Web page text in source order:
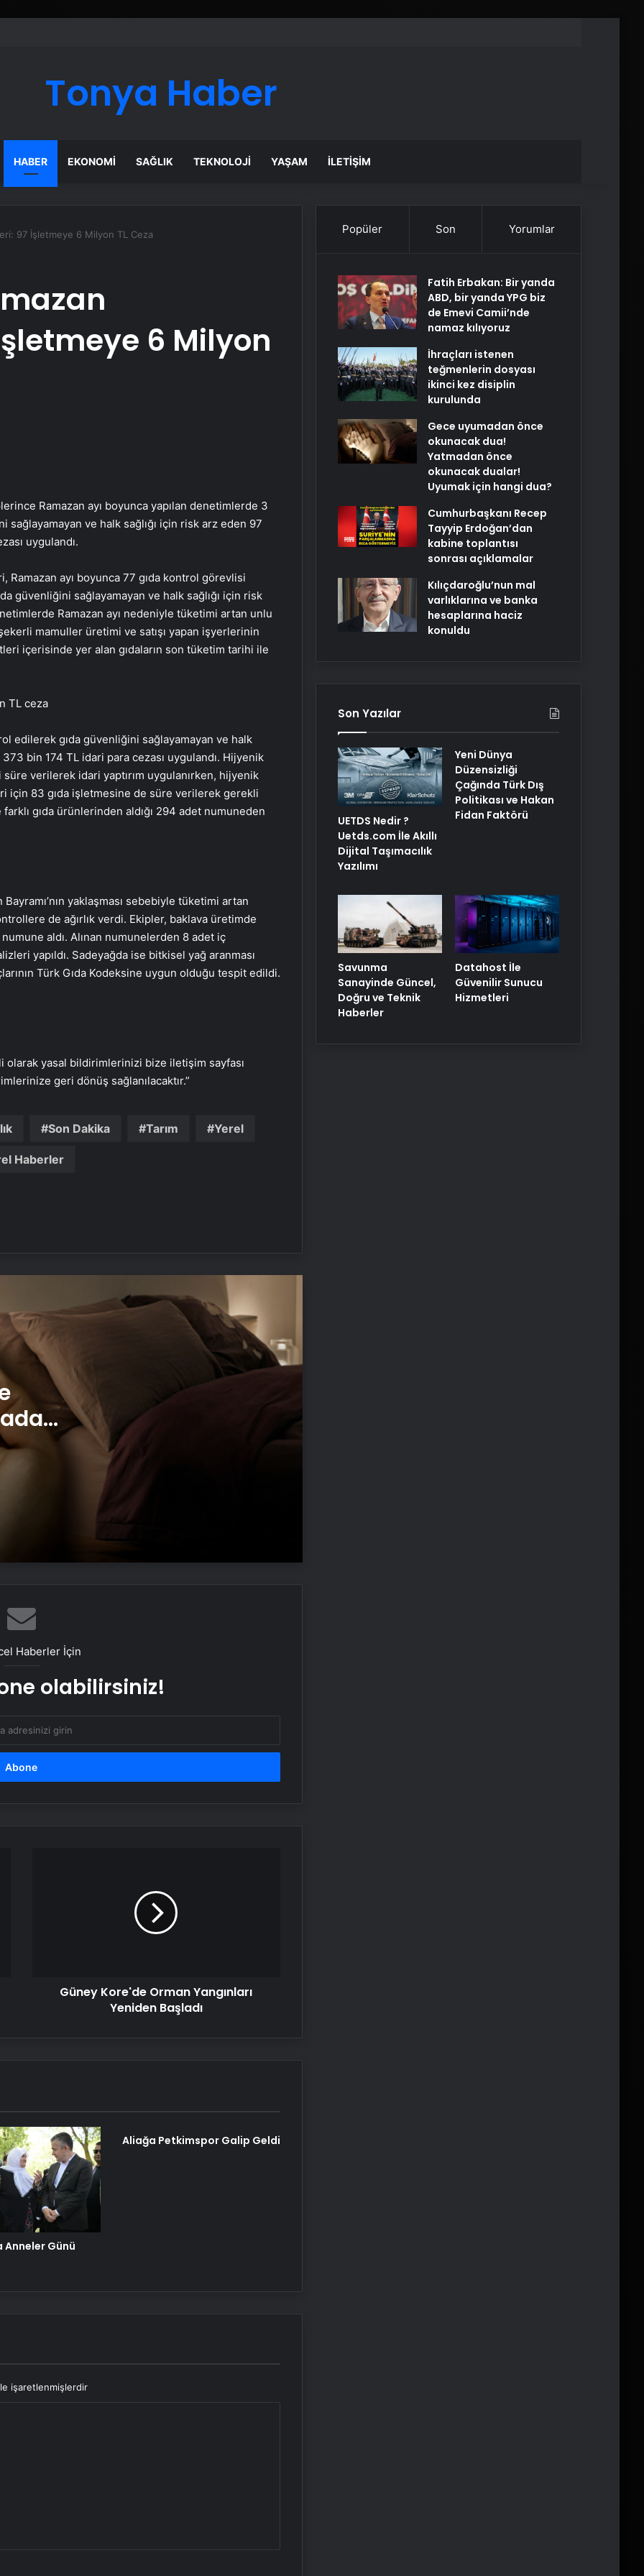
Tonya Haber
HABER EKONOMI SAĞLIK TEKNOLOJI YAŞAM İLETIŞIM
97 İşletmeye 6 Milyon TL Ceza
6 Milyon
Ramazan ayı boyunca yapılan denetimlerde 3
ve halk sağlığı için risk arz eden 97
uygulandı.
Ramazan ayı boyunca 77 gıda kontrol görevlisi
güvenliğini sağlayamayan ve halk sağlığı için risk
Ramazan ayı nedeniyle tüketimi artan unlu
mamuller üretimi ve satışı yapan işyerlerinin
içerisinde yer alan gıdaların son tüketim tarihi ile
TL ceza
edilerek gıda güvenliğini sağlayamayan ve halk
bin 174 TL idari para cezası uygulandı. Hijyenik
verilerek idari yaptırım uygulanırken, hijyenik
için 83 gıda işletmesine de süre verilerek gerekli
gıda ürünlerinden aldığı 294 adet numuneden
yaklaşması sebebiyle tüketimi artan
de ağırlık verdi. Ekipler, baklava üretimde
aldı. Alınan numunelerden 8 adet iç
yapıldı. Sadeyağda ise bitkisel yağ aranması
Türk Gıda Kodeksine uygun olduğu tespit edildi.
olarak yasal bildirimlerinizi bize iletişim sayfası
geri dönüş sağlanılacaktır.”
Son Dakika Tarım Yerel
Haberler
Gece uyumadan önce okunacak
dua! Yatmadan önce okunacak
Kabak çekirdeğine “Salmonella”,
zencefile “Bacillus cereus” nasıl
19 MAYIS ŞİİRLERİ: Yeni, uzun, kısa 1, 2,
3 kıtalık Atatürk’ü Anma Gençlik ve
Spor Bayramı şiirleri…
14.14 Saat Anlamı Nedir? 14.14 Çift
Saatlerin Anlamı Nasıl Yorumlanır?
19 MAYIS RESMİ TATİL Mİ? 18 Mayıs
yarım gün tatil mi? Mayıs ayı
109 Yaşındaki Annenin Kutlaması
Haberler İçin
olabilirsiniz!
Güney Kore'de Orman Yangınları
Yeniden Başladı
Anneler Günü
Aliağa Petkimspor Galip Geldi
işaretlenmişlerdir
Popüler Son Yorumlar
Fatih Erbakan: Bir yanda
ABD, bir yanda YPG biz
de Emevi Camii’nde
namaz kılıyoruz
İhraçları istenen
teğmenlerin dosyası
ikinci kez disiplin
kurulunda
Gece uyumadan önce
okunacak dua!
Yatmadan önce
okunacak dualar!
Uyumak için hangi dua?
Cumhurbaşkanı Recep
Tayyip Erdoğan’dan
kabine toplantısı
sonrası açıklamalar
Kılıçdaroğlu’nun mal
varlıklarına ve banka
hesaplarına haciz
konuldu
Son Yazılar
UETDS Nedir ?
Uetds.com İle Akıllı
Dijital Taşımacılık
Yazılımı
Yeni Dünya
Düzensizliği
Çağında Türk Dış
Politikası ve Hakan
Fidan Faktörü
Savunma
Sanayinde Güncel,
Doğru ve Teknik
Haberler
Datahost İle
Güvenilir Sunucu
Hizmetleri